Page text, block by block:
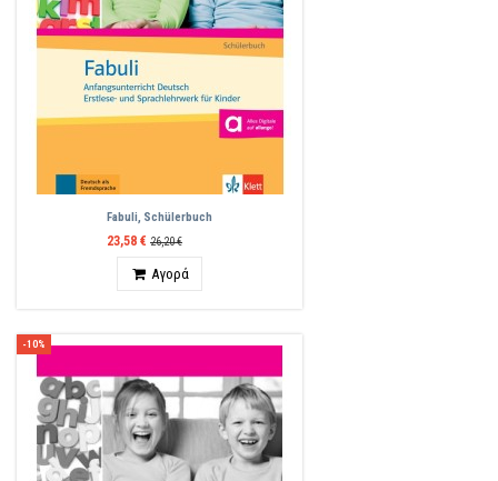
Fabuli, Schülerbuch
23,58 € 26,20 €
Αγορά
-10%